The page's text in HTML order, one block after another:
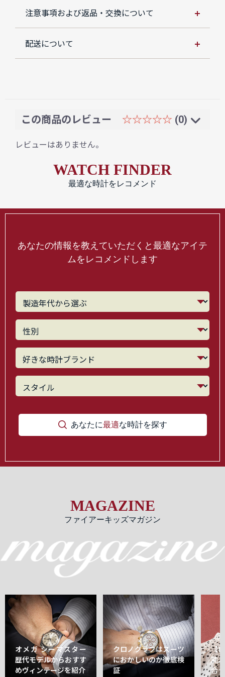
注意事項および返品・交換について
配送について
この商品のレビュー ☆☆☆☆☆ (0)
レビューはありません。
WATCH FINDER
最適な時計をレコメンド
あなたの情報を教えていただくと最適なアイテ
ムをレコメンドします
あなたに最適な時計を探す
MAGAZINE
ファイアーキッズマガジン
オメガ シーマスター
歴代モデルからおすす
めヴィンテージを紹介
クロノグラフはスーツ
におかしいのか徹底検
証
【
能
合